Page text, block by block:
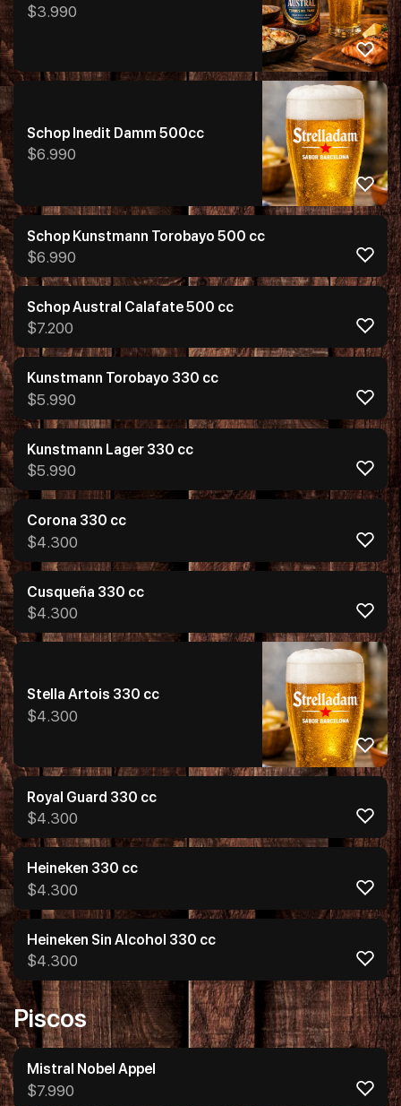
y bizcochos dulces. Tiene un amargor
medio‑estructurado y un grado
machas a la parmesan
$3.990
Schop Inedit Damm 500cc
$6.990
Schop Kunstmann Torobayo 500 cc
$6.990
Schop Austral Calafate 500 cc
$7.200
Kunstmann Torobayo 330 cc
$5.990
Kunstmann Lager 330 cc
$5.990
Corona 330 cc
$4.300
Cusqueña 330 cc
$4.300
Stella Artois 330 cc
$4.300
Royal Guard 330 cc
$4.300
Heineken 330 cc
$4.300
Heineken Sin Alcohol 330 cc
$4.300
Piscos
Mistral Nobel Appel
$7.990